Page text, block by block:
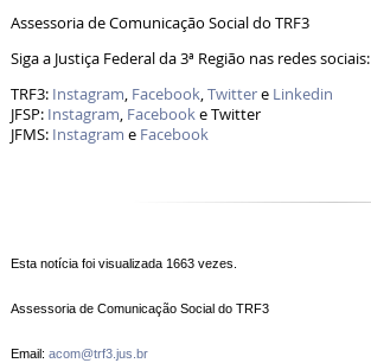
Assessoria de Comunicação Social do TRF3
Siga a Justiça Federal da 3ª Região nas redes sociais:
TRF3: Instagram, Facebook,Twittere Linkedin
JFSP: Instagram, Facebooke Twitter
JFMS: Instagram e Facebook
Esta notícia foi visualizada 1663 vezes.
Assessoria de Comunicação Social do TRF3
Email: acom@trf3.jus.br